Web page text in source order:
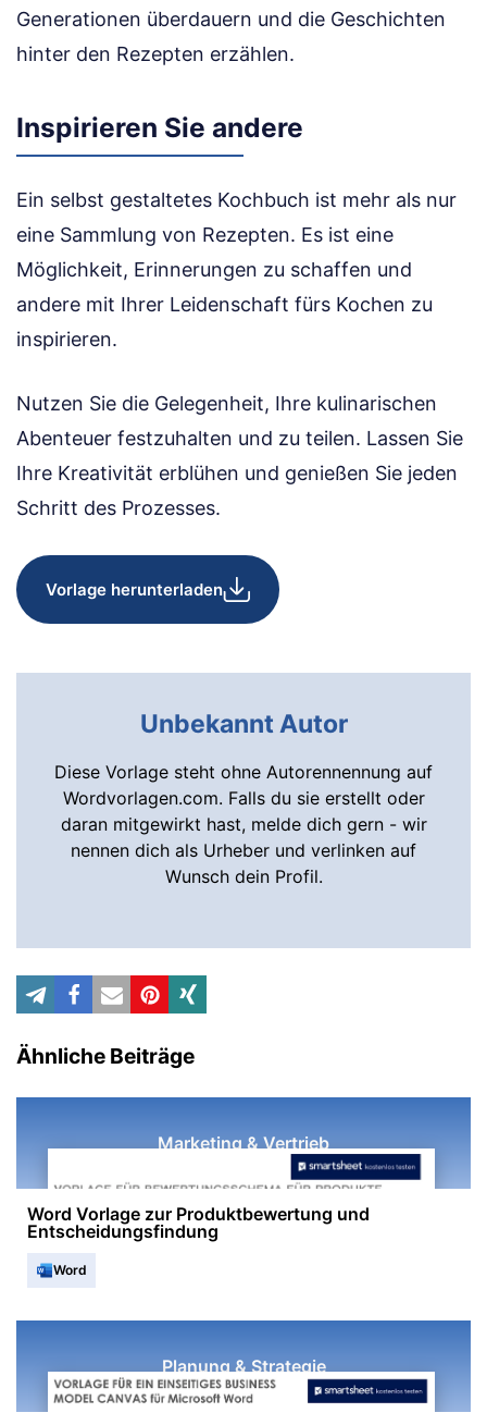
Generationen überdauern und die Geschichten
hinter den Rezepten erzählen.
Inspirieren Sie andere
Ein selbst gestaltetes Kochbuch ist mehr als nur
eine Sammlung von Rezepten. Es ist eine
Möglichkeit, Erinnerungen zu schaffen und
andere mit Ihrer Leidenschaft fürs Kochen zu
inspirieren.
Nutzen Sie die Gelegenheit, Ihre kulinarischen
Abenteuer festzuhalten und zu teilen. Lassen Sie
Ihre Kreativität erblühen und genießen Sie jeden
Schritt des Prozesses.
Vorlage herunterladen
Unbekannt Autor
Diese Vorlage steht ohne Autorennennung auf
Wordvorlagen.com. Falls du sie erstellt oder
daran mitgewirkt hast, melde dich gern - wir
nennen dich als Urheber und verlinken auf
Wunsch dein Profil.
Ähnliche Beiträge
Marketing & Vertrieb
Word Vorlage zur Produktbewertung und
Entscheidungsfindung
Word
Planung & Strategie